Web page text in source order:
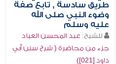
طريق سادسة , تابع صفة
وضوء النبي صلى الله
عليه وسلم
للشيخ: عبد المحسن العباد
جزء من محاضرة ( شرح سنن أبي
داود [021])